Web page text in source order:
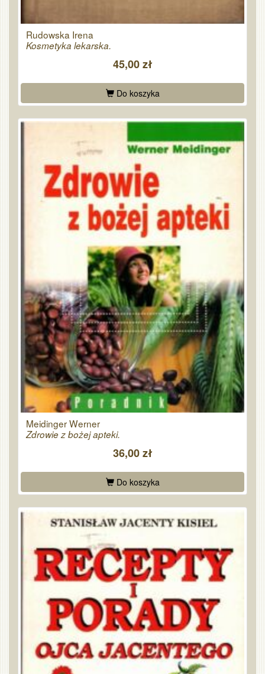
Rudowska Irena
Kosmetyka lekarska.
45,00 zł
Do koszyka
Meidinger Werner
Zdrowie z bożej apteki.
36,00 zł
Do koszyka